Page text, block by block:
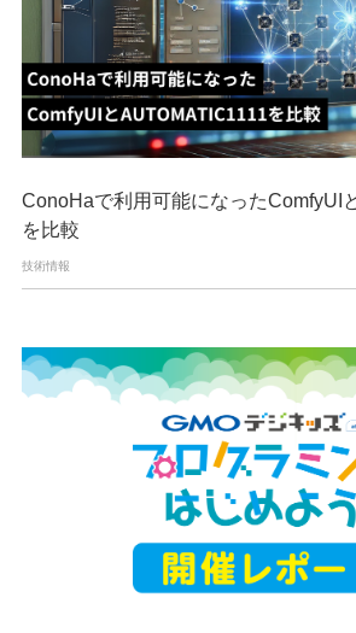
ConoHaで利用可能になったComfyUI
を比較
技術情報